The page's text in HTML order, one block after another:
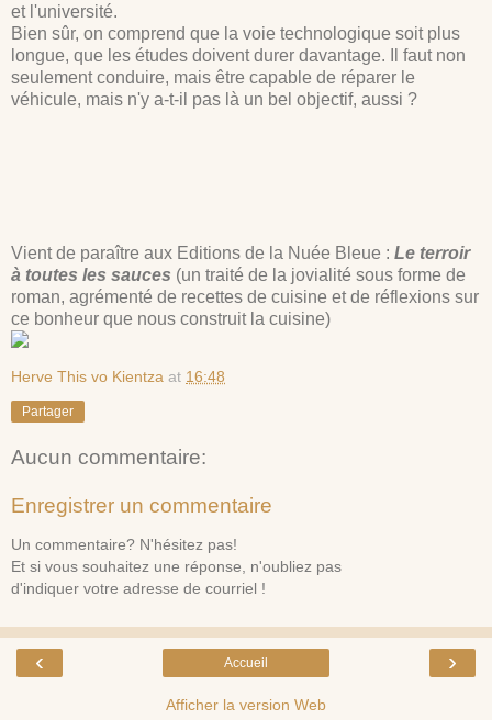
et l'université.
Bien sûr, on comprend que la voie technologique soit plus
longue, que les études doivent durer davantage. Il faut non
seulement conduire, mais être capable de réparer le
véhicule, mais n'y a-t-il pas là un bel objectif, aussi ?
Vient de paraître aux Editions de la Nuée Bleue : Le terroir
à toutes les sauces (un traité de la jovialité sous forme de
roman, agrémenté de recettes de cuisine et de réflexions sur
ce bonheur que nous construit la cuisine)
Herve This vo Kientza at 16:48
Partager
Aucun commentaire:
Enregistrer un commentaire
Un commentaire? N'hésitez pas!
Et si vous souhaitez une réponse, n'oubliez pas
d'indiquer votre adresse de courriel !
‹ ›
Accueil
Afficher la version Web